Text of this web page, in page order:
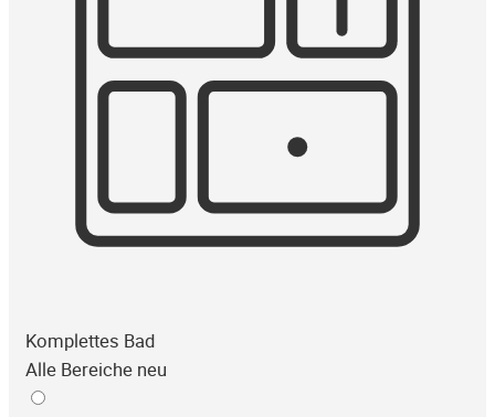
Komplettes Bad
Alle Bereiche neu